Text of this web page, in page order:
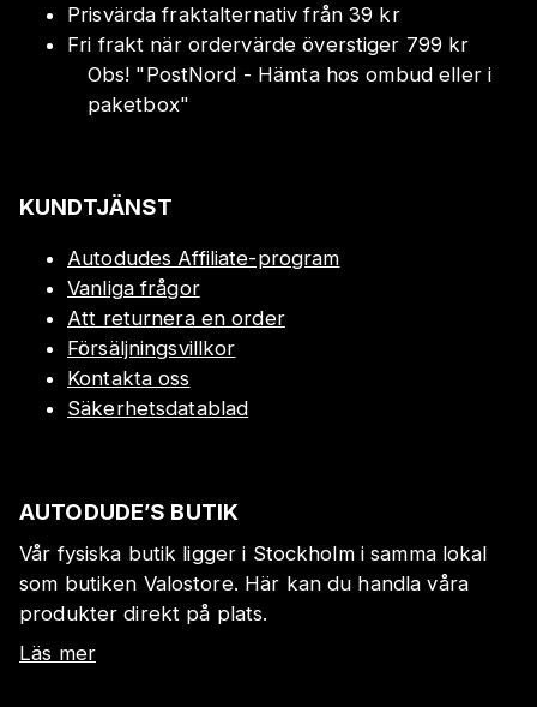
Prisvärda fraktalternativ från 39 kr
Fri frakt när ordervärde överstiger 799 kr
Obs! "PostNord - Hämta hos ombud eller i
paketbox"
KUNDTJÄNST
Autodudes Affiliate-program
Vanliga frågor
Att returnera en order
Försäljningsvillkor
Kontakta oss
Säkerhetsdatablad
AUTODUDE’S BUTIK
Vår fysiska butik ligger i Stockholm i samma lokal
som butiken Valostore. Här kan du handla våra
produkter direkt på plats.
Läs mer